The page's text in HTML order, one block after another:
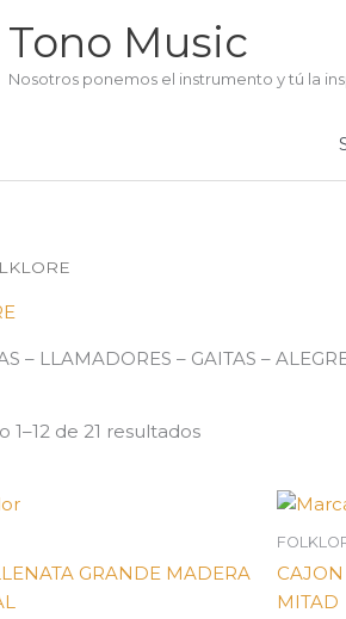
Tono Music
Nosotros ponemos el instrumento y tú la
– LLAMADORES – GAITAS –
1–12 de 21 resultados
GRANDE MADERA
MITAD